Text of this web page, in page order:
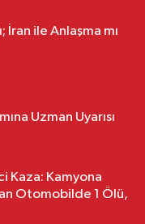
İran ile Anlaşma mı
Uzman Uyarısı
Kaza: Kamyona
Otomobilde 1 Ölü,